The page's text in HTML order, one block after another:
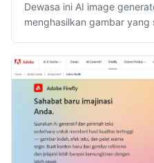
Dewasa ini AI image
menghasilkan gambar